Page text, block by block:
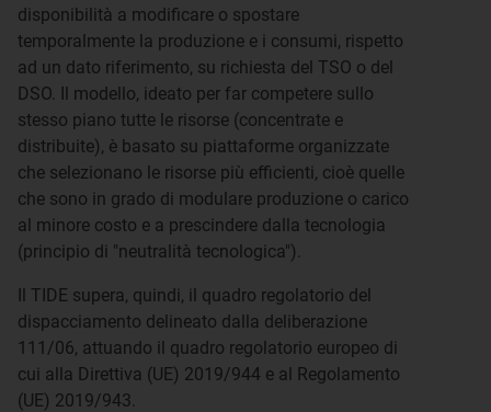
disponibilità a modificare o spostare
temporalmente la produzione e i consumi, rispetto
ad un dato riferimento, su richiesta del TSO o del
DSO. Il modello, ideato per far competere sullo
stesso piano tutte le risorse (concentrate e
distribuite), è basato su piattaforme organizzate
che selezionano le risorse più efficienti, cioè quelle
che sono in grado di modulare produzione o carico
al minore costo e a prescindere dalla tecnologia
(principio di "neutralità tecnologica").
Il TIDE supera, quindi, il quadro regolatorio del
dispacciamento delineato dalla deliberazione
111/06, attuando il quadro regolatorio europeo di
cui alla Direttiva (UE) 2019/944 e al Regolamento
(UE) 2019/943.